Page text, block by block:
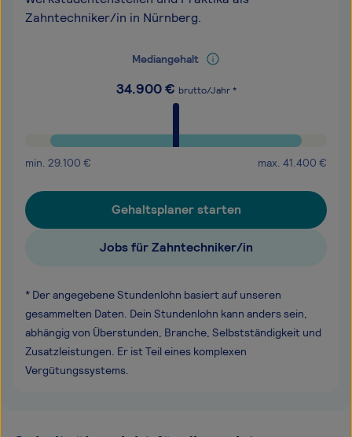
Zahntechniker/in in Nürnberg.
Mediangehalt
34.900€ brutto/Jahr *
min. 29.100 € max. 41.400 €
Gehaltsplaner starten
Jobs für Zahntechniker/in
* Der angegebene Stundenlohn basiert auf unseren
gesammelten Daten. Dein Stundenlohn kann anders sein,
abhängig von Überstunden, Branche, Selbstständigkeit und
Zusatzleistungen. Er ist Teil eines komplexen
Vergütungssystems.